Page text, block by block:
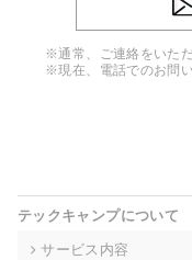
4. 個人情報の第三者
ンをとるために、氏名
チャットツールで発
者等に提供すること
当社は事業運営上、
高い委託先を選定し、
※通常、ご連絡をいた
※現在、電話でのお問
テックキャンプについて
サービス内容